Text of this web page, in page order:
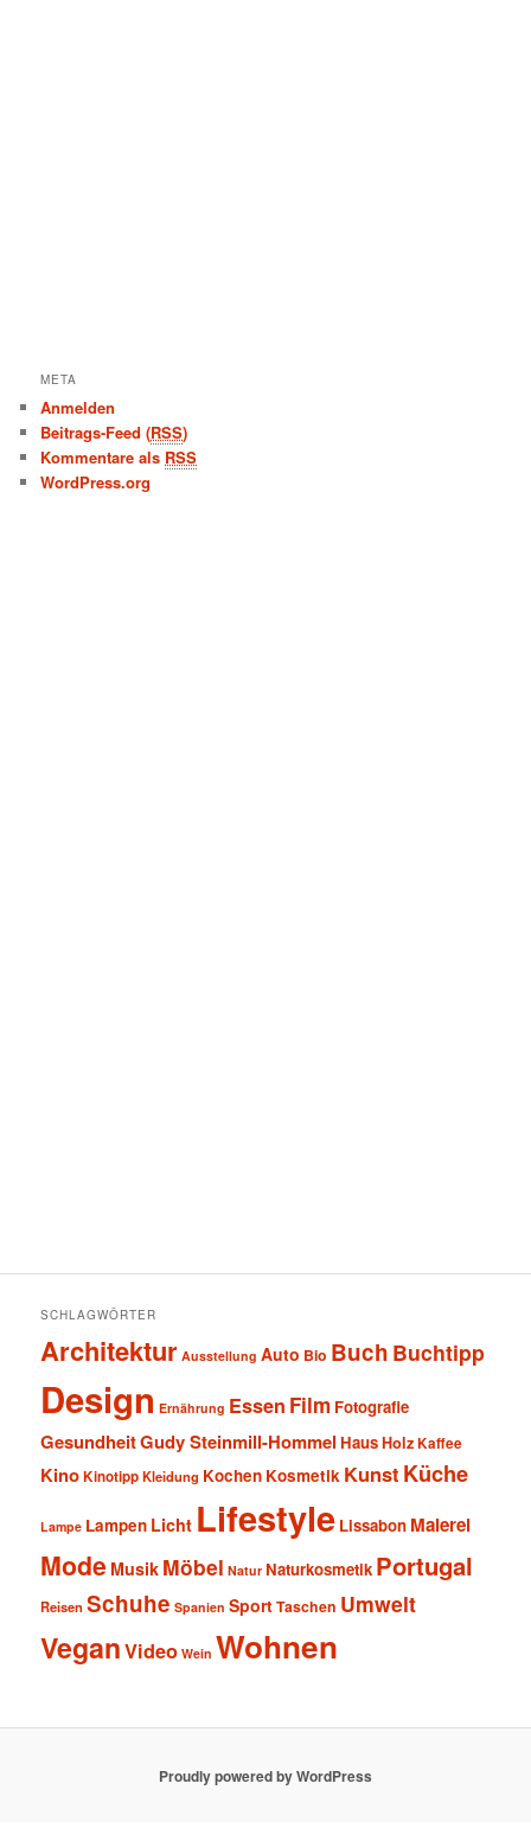
META
Anmelden
Beitrags-Feed (RSS)
Kommentare als RSS
WordPress.org
SCHLAGWÖRTER
Architektur Ausstellung Auto Bio Buch Buchtipp
Design Ernährung Essen Film Fotografie
GesundheitGudy Steinmill-Hommel HausHolzKaffee
KinoKinotippKleidung Kochen Kosmetik Kunst Küche
Lampe Lampen Licht Lifestyle Lissabon Malerei
Mode Musik Möbel Natur Naturkosmetik Portugal
ReisenSchuhe Spanien SportTaschen Umwelt
VeganVideo Wein Wohnen
Proudly powered by WordPress